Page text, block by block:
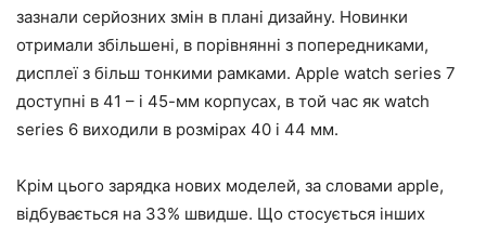
зазнали серйозних змін в плані дизайну. Новинки
отримали збільшені, в порівнянні з попередниками,
дисплеї з більш тонкими рамками. Apple watch series 7
доступні в 41 – і 45-мм корпусах, в той час як watch
series 6 виходили в розмірах 40 і 44 мм.
Крім цього зарядка нових моделей, за словами apple,
відбувається на 33% швидше. Що стосується інших